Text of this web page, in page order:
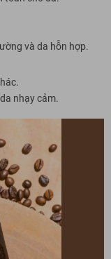
và da hỗn hợp.
nhạy cảm.